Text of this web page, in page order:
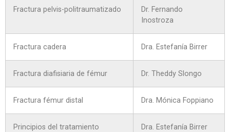
Fractura pelvis-politraumatizado
Dr. Fernando
Inostroza
Fractura cadera Dra. Estefanía Birrer
Fractura diafisiaria de fémur Dr. Theddy Slongo
Fractura fémur distal Dra. Mónica Foppiano
Principios del tratamiento
Dra. Estefanía Birrer